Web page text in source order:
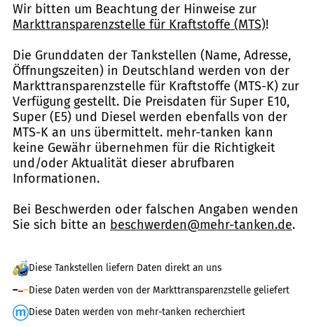
Wir bitten um Beachtung der Hinweise zur
Markttransparenzstelle für Kraftstoffe (MTS)!
Die Grunddaten der Tankstellen (Name, Adresse,
Öffnungszeiten) in Deutschland werden von der
Markttransparenzstelle für Kraftstoffe (MTS-K) zur
Verfügung gestellt. Die Preisdaten für Super E10,
Super (E5) und Diesel werden ebenfalls von der
MTS-K an uns übermittelt. mehr-tanken kann
keine Gewähr übernehmen für die Richtigkeit
und/oder Aktualität dieser abrufbaren
Informationen.
Bei Beschwerden oder falschen Angaben wenden
Sie sich bitte an beschwerden@mehr-tanken.de.
Diese Tankstellen liefern Daten direkt an uns
Diese Daten werden von der Markttransparenzstelle geliefert
Diese Daten werden von mehr-tanken recherchiert